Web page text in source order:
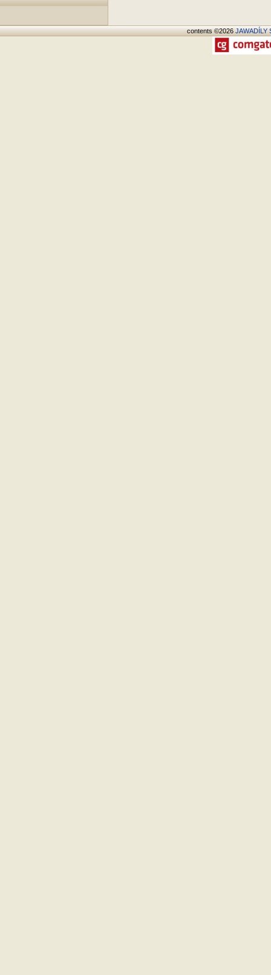
contents ©2026JAWADÍLY